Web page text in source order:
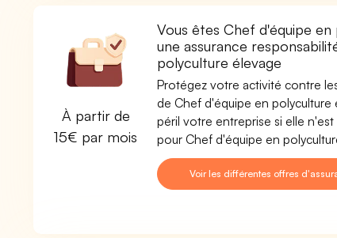
À partir de
15€ par mois
Vous êtes Chef d'équipe
une assurance
polyculture élevage
Protégez votre activité contre
de Chef d'équipe en
péril votre entreprise si elle
pour Chef d'équipe en
Voir les différentes offres